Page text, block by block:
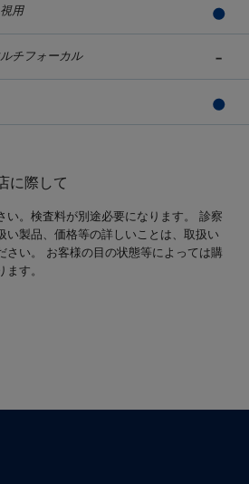
用
ルチフォーカル
に際して
い。検査料が別途必要になります。 診察
い製品、価格等の詳しいことは、取扱い
さい。 お客様の目の状態等によっては購
す。